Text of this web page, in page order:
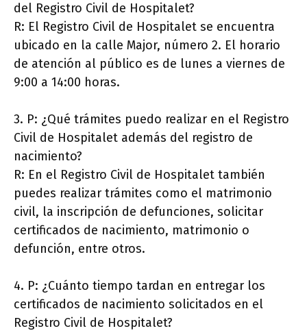
del Registro Civil de Hospitalet?
R: El Registro Civil de Hospitalet se encuentra
ubicado en la calle Major, número 2. El horario
de atención al público es de lunes a viernes de
9:00 a 14:00 horas.
3. P: ¿Qué trámites puedo realizar en el Registro
Civil de Hospitalet además del registro de
nacimiento?
R: En el Registro Civil de Hospitalet también
puedes realizar trámites como el matrimonio
civil, la inscripción de defunciones, solicitar
certificados de nacimiento, matrimonio o
defunción, entre otros.
4. P: ¿Cuánto tiempo tardan en entregar los
certificados de nacimiento solicitados en el
Registro Civil de Hospitalet?